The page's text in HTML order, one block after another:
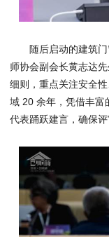
随后启动的建筑
师协会副会长黄志达
细则，重点关注安全
域 20 余年，凭借丰富
代表踊跃建言，确保